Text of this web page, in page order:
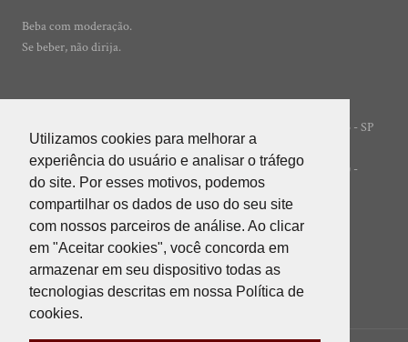
Utilizamos cookies para melhorar a
experiência do usuário e analisar o tráfego
do site. Por esses motivos, podemos
compartilhar os dados de uso do seu site
com nossos parceiros de análise. Ao clicar
em "Aceitar cookies", você concorda em
armazenar em seu dispositivo todas as
tecnologias descritas em nossa Política de
cookies.
Utilizamos cookies para melhorar a
experiência do usuário e analisar o tráfego
do site. Por esses motivos, podemos
compartilhar os dados de uso do seu site
com nossos parceiros de análise. Ao clicar
em "Aceitar cookies", você concorda em
armazenar em seu dispositivo todas as
tecnologias descritas em nossa Política de
cookies.
Beba com moderação.
Se beber, não dirija.
Rua Ibirajá, 7 - Vila Guarani - São Paulo - SP
- 04310-020
POWERED BY INNER EDITORA LTDA (INNER GROUP) -
05.847.412/0001-85